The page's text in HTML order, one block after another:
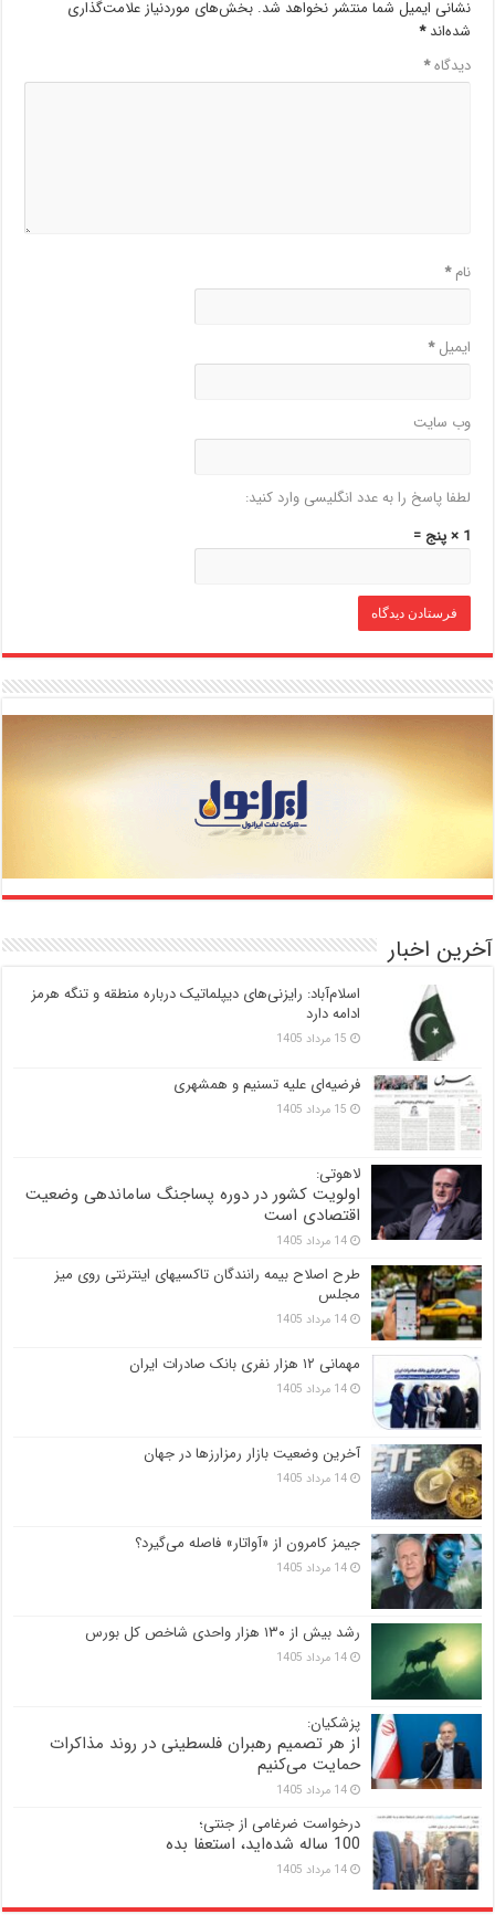
نشانی ایمیل شما منتشر نخواهد شد. بخش‌های موردنیاز علامت‌گذاری
شده‌اند*
دیدگاه*
نام*
ایمیل*
وب‌ سایت
لطفا پاسخ را به عدد انگلیسی وارد کنید:
1 × پنج =
آخرین اخبار
اسلام‌آباد: رایزنی‌های دیپلماتیک درباره منطقه و تنگه هرمز
ادامه دارد
15 مرداد 1405
فرضیه‌ای علیه تسنیم و همشهری
15 مرداد 1405
لاهوتی:
اولویت کشور در دوره پساجنگ ساماندهی وضعیت
اقتصادی است
14 مرداد 1405
طرح اصلاح بیمه رانندگان تاکسیهای اینترنتی روی میز
مجلس
14 مرداد 1405
مهمانی ۱۲ هزار نفری بانک صادرات ایران
14 مرداد 1405
آخرین وضعیت بازار رمزارزها در جهان
14 مرداد 1405
جیمز کامرون از «آواتار» فاصله می‌گیرد؟
14 مرداد 1405
رشد بیش از ۱۳۰ هزار واحدی شاخص کل بورس
14 مرداد 1405
پزشکیان:
از هر تصمیم رهبران فلسطینی در روند مذاکرات
حمایت می‌کنیم
14 مرداد 1405
درخواست ضرغامی از جنتی؛
100 ساله شده‌اید، استعفا بده
14 مرداد 1405